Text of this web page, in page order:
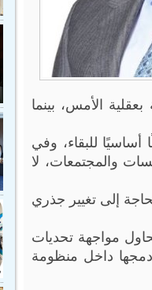
الأمس، بينما
للبقاء، وفي
والمجتمعات، لا
إلى تغيير جذري
مواجهة تحديات
دمجها داخل منظومة